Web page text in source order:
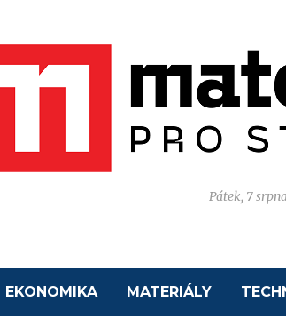
Pátek, 7
EKONOMIKA MATERIÁLY